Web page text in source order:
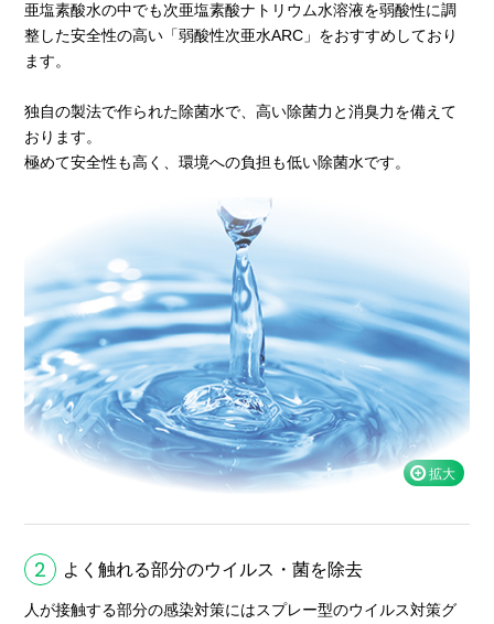
亜塩素酸水の中でも次亜塩素酸ナトリウム水溶液を弱酸性に調
整した安全性の高い「弱酸性次亜水ARC」をおすすめしており
ます。
独自の製法で作られた除菌水で、高い除菌力と消臭力を備えて
おります。
極めて安全性も高く、環境への負担も低い除菌水です。
2 よく触れる部分のウイルス・菌を除去
人が接触する部分の感染対策にはスプレー型のウイルス対策グ